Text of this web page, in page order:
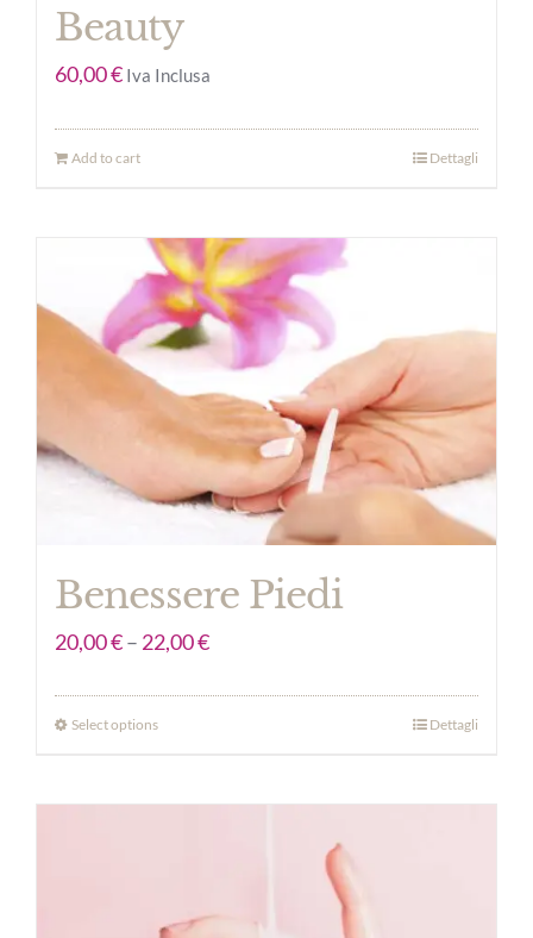
Beauty
60,00€ Iva Inclusa
Add to cart Dettagli
Benessere Piedi
20,00€– 22,00€
Select options Dettagli